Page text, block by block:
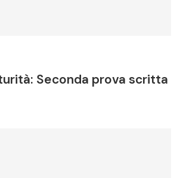
Seconda prova scritta